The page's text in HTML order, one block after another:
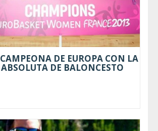
DE EUROPA CON LA
DE BALONCESTO